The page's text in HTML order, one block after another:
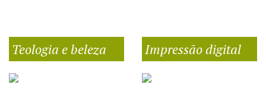
Teologia e beleza Impressão digital